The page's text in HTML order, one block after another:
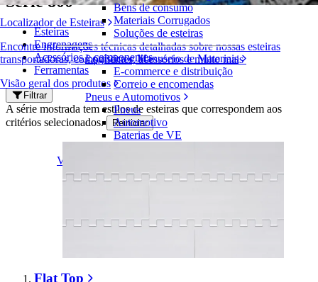
Localizador de Esteiras
Encontre informações técnicas detalhadas sobre nossas esteiras
transportadoras, componentes, acessórios e muito mais
Visão geral dos produtos
Bens de consumo
Materiais Corrugados
Soluções de esteiras
Logística e Manuseio de Materiais
E-commerce e distribuição
Correio e encomendas
Pneus e Automotivos
Pneus
Automotivo
Baterias de VE
Visão geral das indústrias
Esteiras
Engrenagens
Acessórios e componentes
Ferramentas
Filtrar
A série mostrada tem estilos de esteiras que correspondem aos
critérios selecionados.
Reiniciar
Flat Top